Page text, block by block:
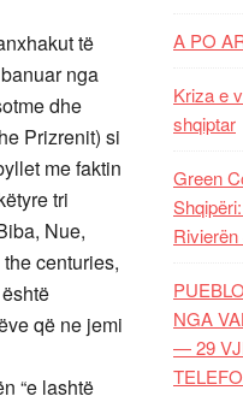
të
nga
dhe
Prizrenit) si
me faktin
tri
Nue,
centuries,
që ne jemi
“e lashtë
A PO
Kriza e
shqiptar
Green
NGA
— 29